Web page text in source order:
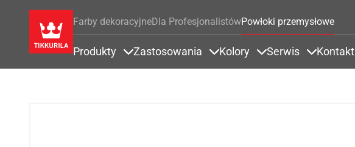
Farby dekoracyjneDla ProfesjonalistówPowłoki przemysłowe
Produkty Zastosowania Kolory Serwis Kontakt